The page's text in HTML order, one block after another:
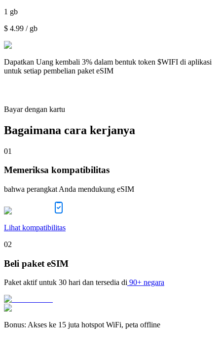
1 gb
$ 4.99 / gb
Dapatkan Uang kembali 3% dalam bentuk token $WIFI di aplikasi
untuk setiap pembelian paket eSIM
Bayar dengan kartu
Bagaimana cara kerjanya
01
Memeriksa kompatibilitas
bahwa perangkat Anda mendukung eSIM
Lihat kompatibilitas
02
Beli paket eSIM
Paket aktif untuk 30 hari dan tersedia di 90+ negara
Bonus: Akses ke 15 juta hotspot WiFi, peta offline